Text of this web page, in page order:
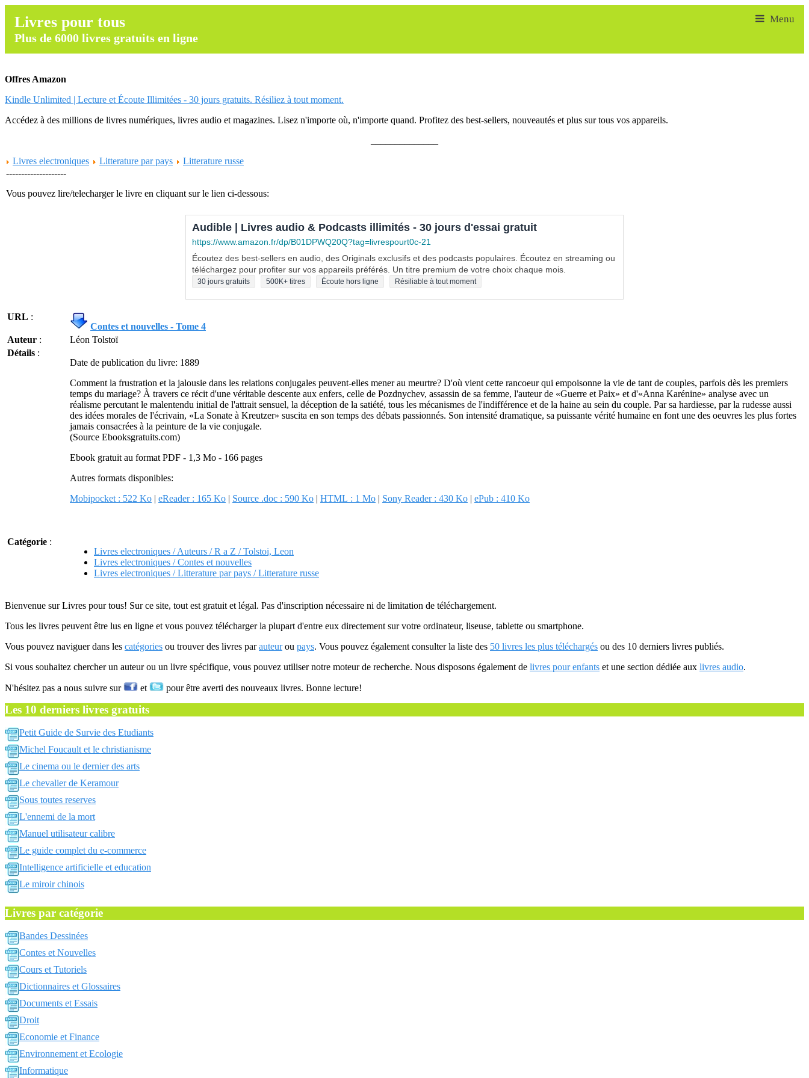
Livres pour tous
Plus de 6000 livres gratuits en ligne
Offres Amazon
Kindle Unlimited | Lecture et Écoute Illimitées - 30 jours gratuits. Résiliez à tout moment.
Accédez à des millions de livres numériques, livres audio et magazines. Lisez n'importe où, n'importe quand. Profitez des best-sellers, nouveautés et plus sur tous vos appareils.
Livres electroniques
Litterature par pays
Litterature russe
--------------------
Vous pouvez lire/telecharger le livre en cliquant sur le lien ci-dessous:
Audible | Livres audio & Podcasts illimités - 30 jours d'essai gratuit
https://www.amazon.fr/dp/B01DPWQ20Q?tag=livrespourt0c-21
Écoutez des best-sellers en audio, des Originals exclusifs et des podcasts populaires. Écoutez en streaming ou
téléchargez pour profiter sur vos appareils préférés. Un titre premium de votre choix chaque mois.
30 jours gratuits 500K+ titres Écoute hors ligne Résiliable à tout moment
URL :
Contes et nouvelles - Tome 4
Auteur :
Léon Tolstoï
Détails :
Date de publication du livre: 1889
Comment la frustration et la jalousie dans les relations conjugales peuvent-elles mener au meurtre? D'où vient cette rancoeur qui empoisonne la vie de tant de couples, parfois dès les premiers
temps du mariage? À travers ce récit d'une véritable descente aux enfers, celle de Pozdnychev, assassin de sa femme, l'auteur de «Guerre et Paix» et d'«Anna Karénine» analyse avec un
réalisme percutant le malentendu initial de l'attrait sensuel, la déception de la satiété, tous les mécanismes de l'indifférence et de la haine au sein du couple. Par sa hardiesse, par la rudesse aussi
des idées morales de l'écrivain, «La Sonate à Kreutzer» suscita en son temps des débats passionnés. Son intensité dramatique, sa puissante vérité humaine en font une des oeuvres les plus fortes
jamais consacrées à la peinture de la vie conjugale.
(Source Ebooksgratuits.com)
Ebook gratuit au format PDF - 1,3 Mo - 166 pages
Autres formats disponibles:
Mobipocket : 522 Ko | eReader : 165 Ko | Source .doc : 590 Ko | HTML : 1 Mo | Sony Reader : 430 Ko | ePub : 410 Ko
Catégorie :
Livres electroniques / Auteurs / R a Z / Tolstoi, Leon
Livres electroniques / Contes et nouvelles
Livres electroniques / Litterature par pays / Litterature russe
Bienvenue sur Livres pour tous! Sur ce site, tout est gratuit et légal. Pas d'inscription nécessaire ni de limitation de téléchargement.
Tous les livres peuvent être lus en ligne et vous pouvez télécharger la plupart d'entre eux directement sur votre ordinateur, liseuse, tablette ou smartphone.
Vous pouvez naviguer dans les catégories ou trouver des livres parauteurou pays. Vous pouvez également consulter la liste des 50 livres les plus téléchargés ou des 10 derniers livres publiés.
Si vous souhaitez chercher un auteur ou un livre spécifique, vous pouvez utiliser notre moteur de recherche. Nous disposons également de livres pour enfants et une section dédiée aux livres audio.
N'hésitez pas a nous suivre sur et pour être averti des nouveaux livres. Bonne lecture!
Les 10 derniers livres gratuits
Petit Guide de Survie des Etudiants
Michel Foucault et le christianisme
Le cinema ou le dernier des arts
Le chevalier de Keramour
Sous toutes reserves
L'ennemi de la mort
Manuel utilisateur calibre
Le guide complet du e-commerce
Intelligence artificielle et education
Le miroir chinois
Livres par catégorie
Bandes Dessinées
Contes et Nouvelles
Cours et Tutoriels
Dictionnaires et Glossaires
Documents et Essais
Droit
Economie et Finance
Environnement et Ecologie
Informatique